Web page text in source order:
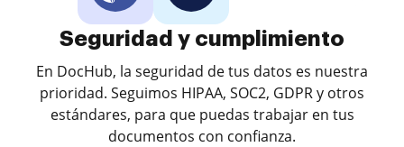
Seguridad y cumplimiento
En DocHub, la seguridad de tus datos es nuestra
prioridad. Seguimos HIPAA, SOC2, GDPR y otros
estándares, para que puedas trabajar en tus
documentos con confianza.